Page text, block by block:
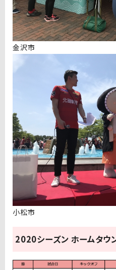
金沢市
小松市
2020シーズン ホームタウ